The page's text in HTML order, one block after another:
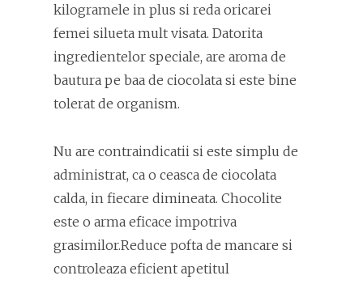
kilogramele in plus si reda oricarei
femei silueta mult visata. Datorita
ingredientelor speciale, are aroma de
bautura pe baa de ciocolata si este bine
tolerat de organism.
Nu are contraindicatii si este simplu de
administrat, ca o ceasca de ciocolata
calda, in fiecare dimineata. Chocolite
este o arma eficace impotriva
grasimilor.Reduce pofta de mancare si
controleaza eficient apetitul